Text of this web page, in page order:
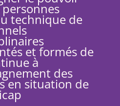
personnes
technique de
et formés de
à
des
en situation de